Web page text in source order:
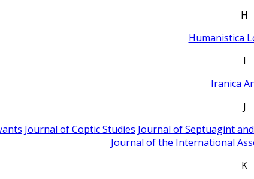
H
Humanistica
I
Iranica
J
Journal of Coptic Studies Journal of Septuagint
Journal of the International
K